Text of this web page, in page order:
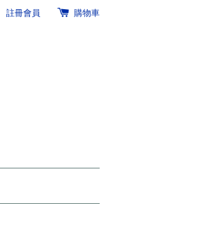
註冊會員 購物車